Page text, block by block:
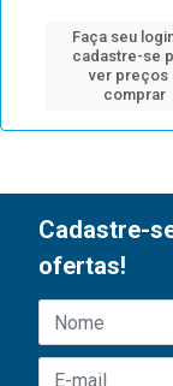
Faça seu
cadastre-se
ver preços
comprar
Cadastre-
ofertas!